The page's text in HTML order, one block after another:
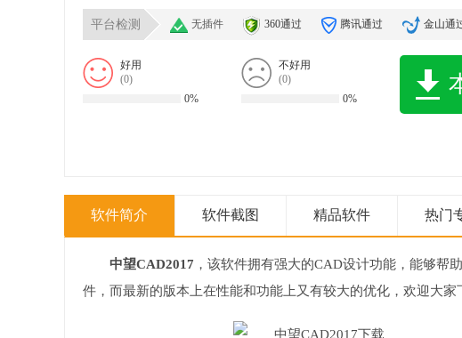
平台检测 无插件 360通过 腾讯通过 金山通
好用
(0)
0%
不好用
(0)
0%
软件简介 软件截图 精品软件 热门
中望CAD2017 ，该软件拥有强大的CAD设计功能，能够帮
件，而最新的版本上在性能和功能上又有较大的优化，欢迎大家